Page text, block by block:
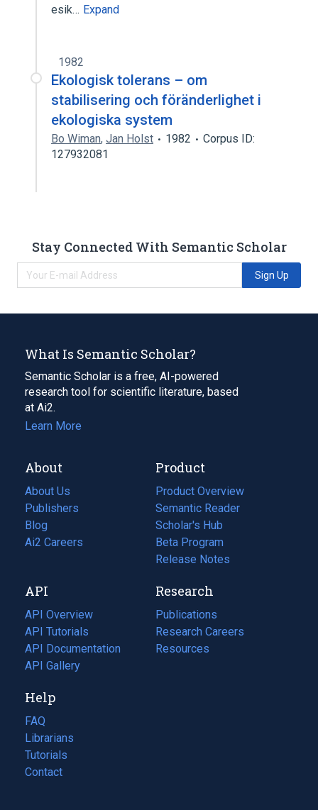
esik… Expand
1982
Ekologisk tolerans – om
stabilisering och föränderlighet i
ekologiska system
Bo Wiman, Jan Holst 1982
Corpus ID:
127932081
Stay Connected With Semantic Scholar
Sign Up
What Is Semantic Scholar?
Semantic Scholar is a free, AI-powered
research tool for scientific literature, based
at Ai2.
Learn More
About
About Us
Publishers
Blog
(opens
in
tab)
Ai2 Careers
(opens
new
tab)
Product
Product Overview
Semantic Reader
Scholar's Hub
Beta Program
Release Notes
API
API Overview
API Tutorials
API Documentation
(opens
in
new
tab)
API Gallery
Research
Publications
(opens
in
a
Research Careers
(opens
in
Resources
(opens
Help
FAQ
Librarians
Tutorials
Contact